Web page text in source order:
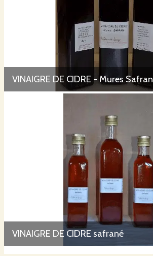
VINAIGRE DE CIDRE - Mures Safran
VINAIGRE DE CIDRE safrané